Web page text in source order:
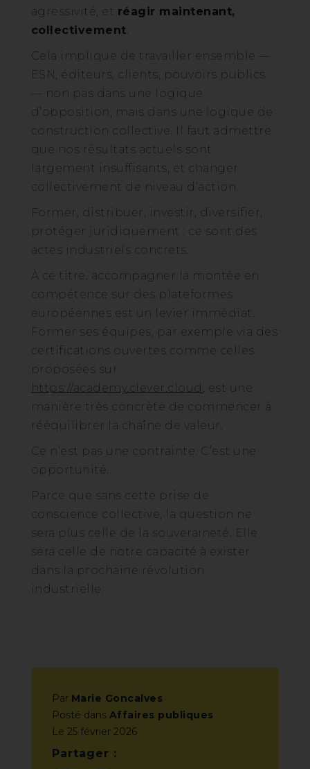
agressivité, et réagir maintenant,
collectivement.
Cela implique de travailler ensemble —
ESN, éditeurs, clients, pouvoirs publics
— non pas dans une logique
d’opposition, mais dans une logique de
construction collective. Il faut admettre
que nos résultats actuels sont
largement insuffisants, et changer
collectivement de niveau d’action.
Former, distribuer, investir, diversifier,
protéger juridiquement : ce sont des
actes industriels concrets.
À ce titre, accompagner la montée en
compétence sur des plateformes
européennes est un levier immédiat.
Former ses équipes, par exemple via des
certifications ouvertes comme celles
proposées sur
https://academy.clever.cloud , est une
manière très concrète de commencer à
rééquilibrer la chaîne de valeur.
Ce n’est pas une contrainte. C’est une
opportunité.
Parce que sans cette prise de
conscience collective, la question ne
sera plus celle de la souveraineté. Elle
sera celle de notre capacité à exister
dans la prochaine révolution
industrielle.
Par Marie Goncalves
Posté dans Affaires publiques
Le 25 février 2026
Partager :